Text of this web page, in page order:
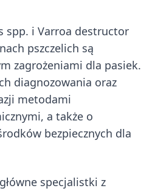
spp. i Varroa destructor
pszczelich są
zagrożeniami dla pasiek.
diagnozowania oraz
metodami
a także o
bezpiecznych dla
specjalistki z